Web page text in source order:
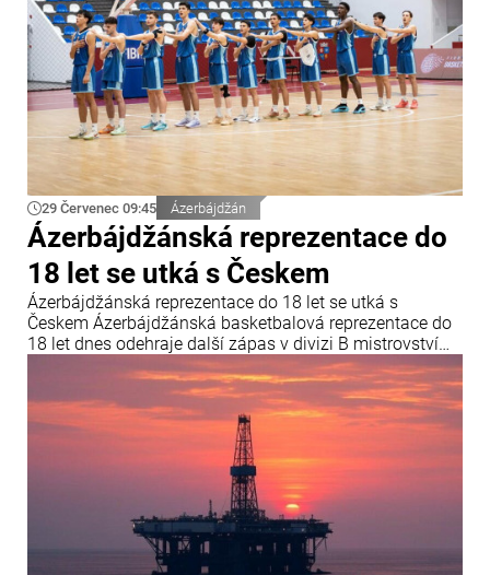
29 Červenec 09:45 Ázerbájdžán
Ázerbájdžánská reprezentace do
18 let se utká s Českem
Ázerbájdžánská reprezentace do 18 let se utká s
Českem Ázerbájdžánská basketbalová reprezentace do
18 let dnes odehraje další zápas v divizi B mistrovství
Evropy FIBA. V závěrečném kole skupiny B se
ázerbájdžánský tým utká s reprezentací České republiky.
Utkání se odehraje v chorvatské Opatiji a začne ve 18:00
středoevropského letního času.